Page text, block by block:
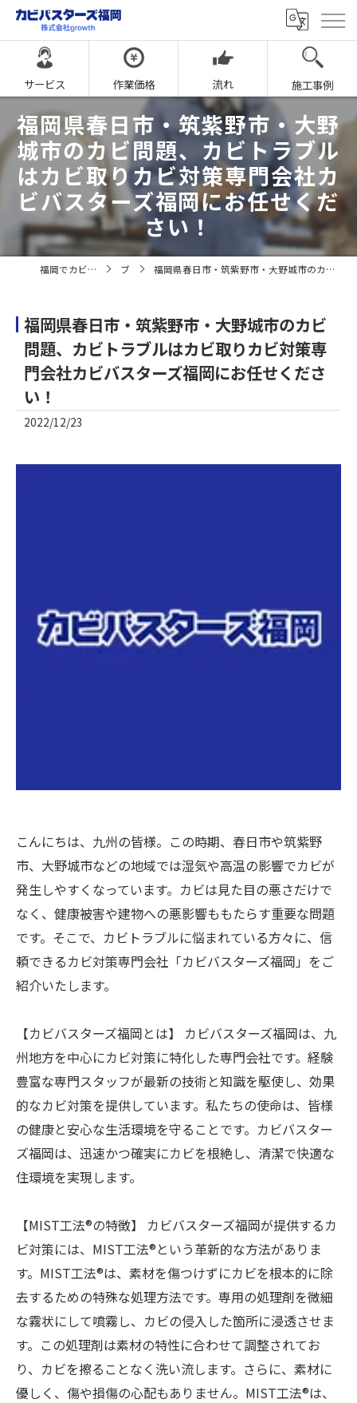
サービス 作業価格 流れ 施工事例
福岡県春日市・筑紫野市・大野
城市のカビ問題、カビトラブル
はカビ取りカビ対策専門会社カ
ビバスターズ福岡にお任せくだ
さい！
福岡でカビ取りならカビバスターズ福岡 ブログ 福岡県春日市・筑紫野市・大野城市のカビ問題、カビトラブルはカビ取りカビ対策専門会社カビバスターズ福岡にお任せください！
福岡県春日市・筑紫野市・大野城市のカビ
問題、カビトラブルはカビ取りカビ対策専
門会社カビバスターズ福岡にお任せくださ
い！
2022/12/23
こんにちは、九州の皆様。この時期、春日市や筑紫野
市、大野城市などの地域では湿気や高温の影響でカビが
発生しやすくなっています。カビは見た目の悪さだけで
なく、健康被害や建物への悪影響ももたらす重要な問題
です。そこで、カビトラブルに悩まれている方々に、信
頼できるカビ対策専門会社「カビバスターズ福岡」をご
紹介いたします。
【カビバスターズ福岡とは】 カビバスターズ福岡は、九
州地方を中心にカビ対策に特化した専門会社です。経験
豊富な専門スタッフが最新の技術と知識を駆使し、効果
的なカビ対策を提供しています。私たちの使命は、皆様
の健康と安心な生活環境を守ることです。カビバスター
ズ福岡は、迅速かつ確実にカビを根絶し、清潔で快適な
住環境を実現します。
【MIST工法®の特徴】 カビバスターズ福岡が提供するカ
ビ対策には、MIST工法®という革新的な方法がありま
す。MIST工法®は、素材を傷つけずにカビを根本的に除
去するための特殊な処理方法です。専用の処理剤を微細
な霧状にして噴霧し、カビの侵入した箇所に浸透させま
す。この処理剤は素材の特性に合わせて調整されてお
り、カビを擦ることなく洗い流します。さらに、素材に
優しく、傷や損傷の心配もありません。MIST工法®は、